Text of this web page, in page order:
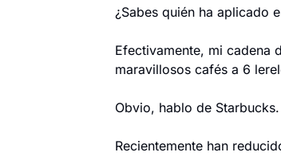
¿Sabes quién ha aplicado
Efectivamente, mi cadena
maravillosos cafés a 6
Obvio, hablo de Starbucks.
Recientemente han